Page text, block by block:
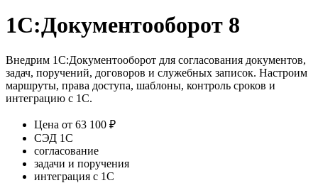
1С:Документооборот 8
Внедрим 1С:Документооборот для согласования документов,
задач, поручений, договоров и служебных записок. Настроим
маршруты, права доступа, шаблоны, контроль сроков и
интеграцию с 1С.
Цена от 63 100 ₽
СЭД 1С
согласование
задачи и поручения
интеграция с 1С